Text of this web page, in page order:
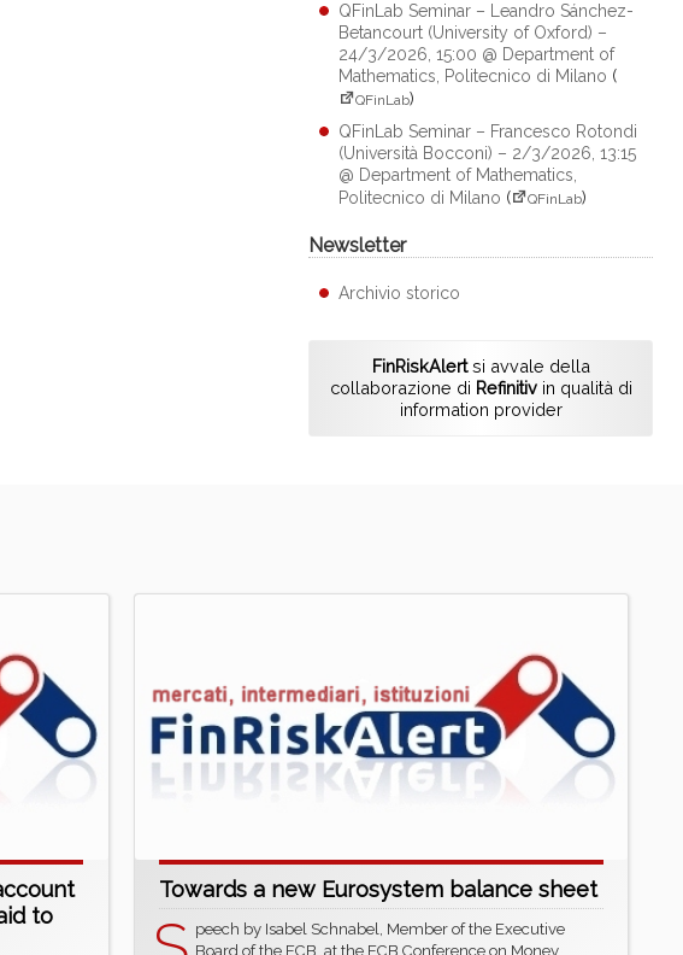
QFinLab Seminar – Leandro Sánchez-
Betancourt (University of Oxford) –
24/3/2026, 15:00 @ Department of
Mathematics, Politecnico di Milano (
QFinLab)
QFinLab Seminar – Francesco Rotondi
(Università Bocconi) – 2/3/2026, 13:15
@ Department of Mathematics,
Politecnico di Milano ( QFinLab)
Newsletter
Archivio storico
FinRiskAlertsi avvale della
collaborazione di Refinitivin qualità di
information provider
to
Towards a new Eurosystem balance sheet
peech by Isabel Schnabel, Member of the Executive
Board of the ECB, at the ECB Conference on Money